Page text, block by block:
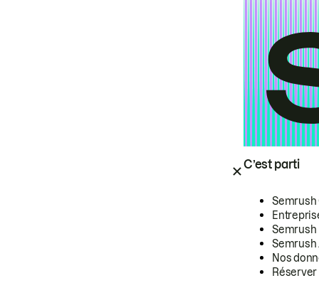
C’est parti
Semrush
Semrush
Semrush
Nos